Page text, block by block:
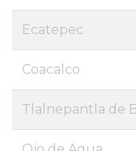
Ecatepec
Coacalco
Tlalnepantla de